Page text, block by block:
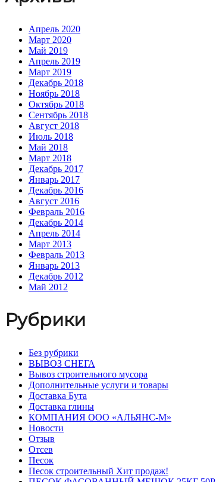
Апрель 2020
Март 2020
Май 2019
Апрель 2019
Март 2019
Декабрь 2018
Ноябрь 2018
Октябрь 2018
Сентябрь 2018
Август 2018
Июль 2018
Май 2018
Март 2018
Декабрь 2017
Январь 2017
Декабрь 2016
Август 2016
Февраль 2016
Декабрь 2014
Апрель 2014
Март 2013
Февраль 2013
Январь 2013
Декабрь 2012
Май 2012
Рубрики
Без рубрики
ВЫВОЗ СНЕГА
Вывоз строительного мусора
Дополнительные услуги и товары
Доставка Бута
Доставка глины
КОМПАНИЯ ООО «АЛЬЯНС-М»
Новости
Отзыв
Отсев
Песок
Песок строительный Хит продаж!